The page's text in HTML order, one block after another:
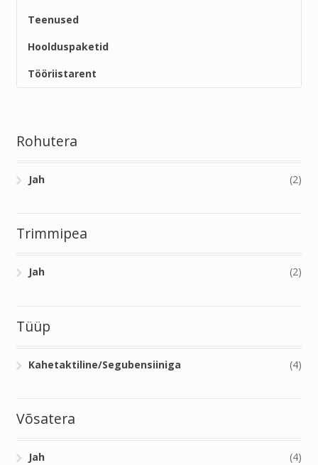
Teenused
Hoolduspaketid
Tööriistarent
Rohutera
Jah (2)
Trimmipea
Jah (2)
Tüüp
Kahetaktiline/Segubensiiniga (4)
Võsatera
Jah (4)